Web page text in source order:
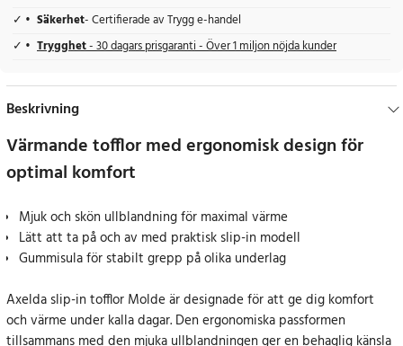
Säkerhet- Certifierade av Trygg e-handel
Trygghet- 30 dagars prisgaranti - Över 1 miljon nöjda kunder
Beskrivning
Värmande tofflor med ergonomisk design för
optimal komfort
Mjuk och skön ullblandning för maximal värme
Lätt att ta på och av med praktisk slip-in modell
Gummisula för stabilt grepp på olika underlag
Axelda slip-in tofflor Molde är designade för att ge dig komfort
och värme under kalla dagar. Den ergonomiska passformen